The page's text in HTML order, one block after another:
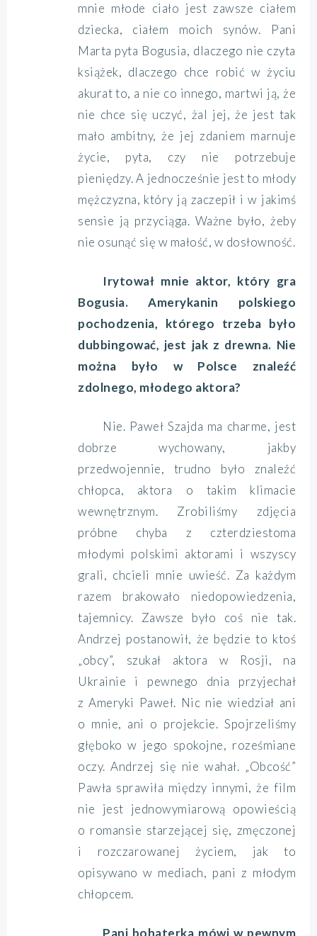
mnie młode ciało jest zawsze ciałem
dziecka, ciałem moich synów. Pani
Marta pyta Bogusia, dlaczego nie czyta
książek, dlaczego chce robić w życiu
akurat to, a nie co innego, martwi ją, że
nie chce się uczyć, żal jej, że jest tak
mało ambitny, że jej zdaniem marnuje
życie, pyta, czy nie potrzebuje
pieniędzy. A jednocześnie jest to młody
mężczyzna, który ją zaczepił i w jakimś
sensie ją przyciąga. Ważne było, żeby
nie osunąć się w małość, w dosłowność.
Irytował mnie aktor, który gra
Bogusia. Amerykanin polskiego
pochodzenia, którego trzeba było
dubbingować, jest jak z drewna. Nie
można było w Polsce znaleźć
zdolnego, młodego aktora?
Nie. Paweł Szajda ma charme, jest
dobrze wychowany, jakby
przedwojennie, trudno było znaleźć
chłopca, aktora o takim klimacie
wewnętrznym. Zrobiliśmy zdjęcia
próbne chyba z czterdziestoma
młodymi polskimi aktorami i wszyscy
grali, chcieli mnie uwieść. Za każdym
razem brakowało niedopowiedzenia,
tajemnicy. Zawsze było coś nie tak.
Andrzej postanowił, że będzie to ktoś
„obcy”, szukał aktora w Rosji, na
Ukrainie i pewnego dnia przyjechał
z Ameryki Paweł. Nic nie wiedział ani
o mnie, ani o projekcie. Spojrzeliśmy
głęboko w jego spokojne, roześmiane
oczy. Andrzej się nie wahał. „Obcość”
Pawła sprawiła między innymi, że film
nie jest jednowymiarową opowieścią
o romansie starzejącej się, zmęczonej
i rozczarowanej życiem, jak to
opisywano w mediach, pani z młodym
chłopcem.
Pani bohaterka mówi w pewnym